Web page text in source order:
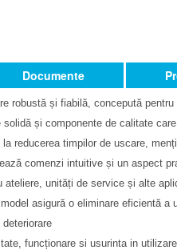
robustă și fiabilă, concepută
și componente de calitate
reducerea timpilor de uscare,
comenzi intuitive și un aspect
unități de service și alte
model asigură o eliminare eficientă
funcționare si usurinta in utilizare
Documente